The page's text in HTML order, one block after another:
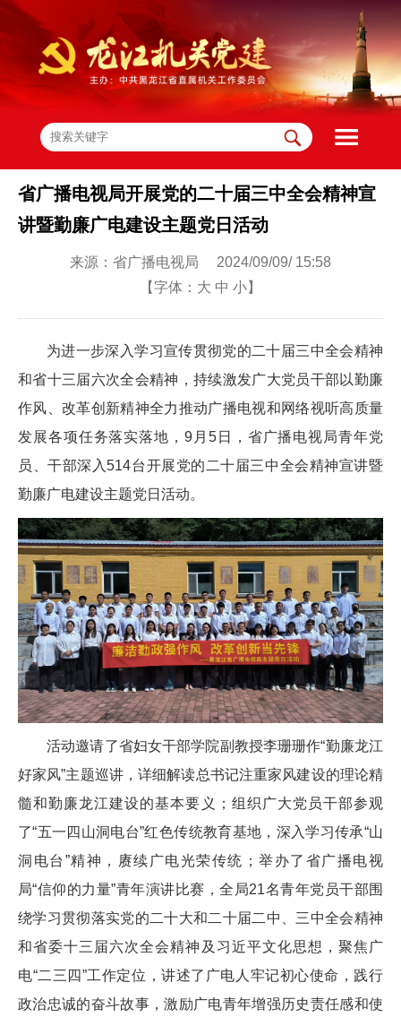
省广播电视局开展党的二十届三中全会精神宣
讲暨勤廉广电建设主题党日活动
来源：省广播电视局 2024/09/09/ 15:58
【字体： 大 中 小】
为进一步深入学习宣传贯彻党的二十届三中全会精神
和省十三届六次全会精神，持续激发广大党员干部以勤廉
作风、改革创新精神全力推动广播电视和网络视听高质量
发展各项任务落实落地，9月5日，省广播电视局青年党
员、干部深入514台开展党的二十届三中全会精神宣讲暨
勤廉广电建设主题党日活动。
活动邀请了省妇女干部学院副教授李珊珊作“勤廉龙江
好家风”主题巡讲，详细解读总书记注重家风建设的理论精
髓和勤廉龙江建设的基本要义；组织广大党员干部参观
了“五一四山洞电台”红色传统教育基地，深入学习传承“山
洞电台”精神，赓续广电光荣传统；举办了省广播电视
局“信仰的力量”青年演讲比赛，全局21名青年党员干部围
绕学习贯彻落实党的二十大和二十届二中、三中全会精神
和省委十三届六次全会精神及习近平文化思想，聚焦广
电“二三四”工作定位，讲述了广电人牢记初心使命，践行
政治忠诚的奋斗故事，激励广电青年增强历史责任感和使